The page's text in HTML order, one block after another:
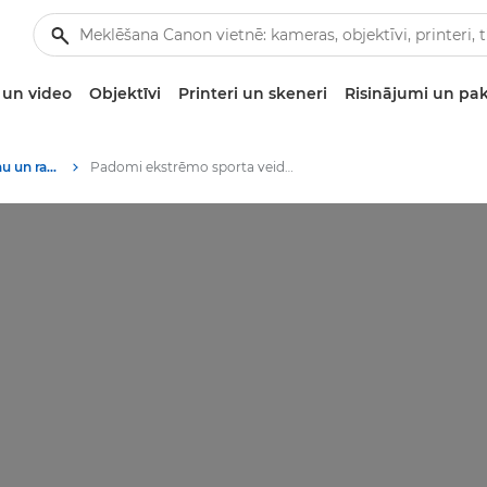
video Objektīvi Printeri un skeneri Risinājumi un
Stāsti par fotografēšanu un radošumu Padomi ekstrēmo sporta veidu fotografēšanai